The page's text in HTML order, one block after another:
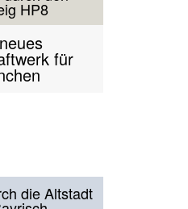
die Altstadt
Sprache
verstehen
durch die